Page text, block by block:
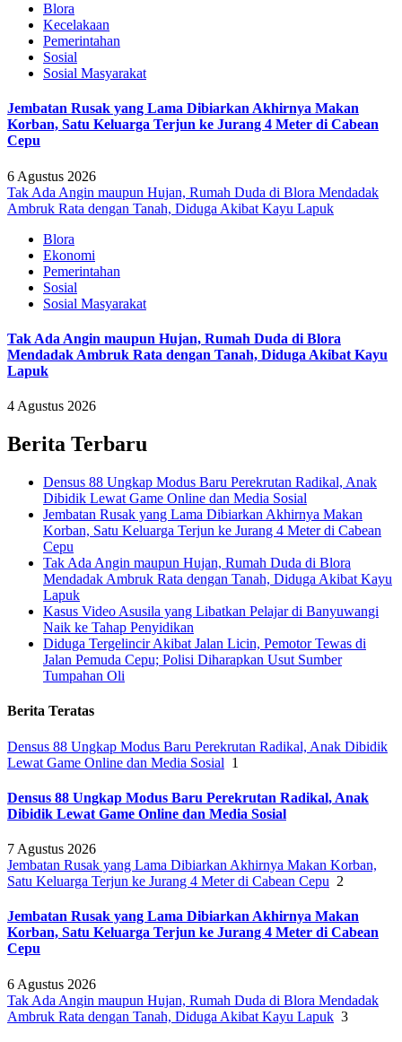
Blora
Kecelakaan
Pemerintahan
Sosial
Sosial Masyarakat
Jembatan Rusak yang Lama Dibiarkan Akhirnya Makan
Korban, Satu Keluarga Terjun ke Jurang 4 Meter di Cabean
Cepu
6 Agustus 2026
Tak Ada Angin maupun Hujan, Rumah Duda di Blora Mendadak
Ambruk Rata dengan Tanah, Diduga Akibat Kayu Lapuk
Blora
Ekonomi
Pemerintahan
Sosial
Sosial Masyarakat
Tak Ada Angin maupun Hujan, Rumah Duda di Blora
Mendadak Ambruk Rata dengan Tanah, Diduga Akibat Kayu
Lapuk
4 Agustus 2026
Berita Terbaru
Densus 88 Ungkap Modus Baru Perekrutan Radikal, Anak
Dibidik Lewat Game Online dan Media Sosial
Jembatan Rusak yang Lama Dibiarkan Akhirnya Makan
Korban, Satu Keluarga Terjun ke Jurang 4 Meter di Cabean
Cepu
Tak Ada Angin maupun Hujan, Rumah Duda di Blora
Mendadak Ambruk Rata dengan Tanah, Diduga Akibat Kayu
Lapuk
Kasus Video Asusila yang Libatkan Pelajar di Banyuwangi
Naik ke Tahap Penyidikan
Diduga Tergelincir Akibat Jalan Licin, Pemotor Tewas di
Jalan Pemuda Cepu; Polisi Diharapkan Usut Sumber
Tumpahan Oli
Berita Teratas
Densus 88 Ungkap Modus Baru Perekrutan Radikal, Anak Dibidik
Lewat Game Online dan Media Sosial 1
Densus 88 Ungkap Modus Baru Perekrutan Radikal, Anak
Dibidik Lewat Game Online dan Media Sosial
7 Agustus 2026
Jembatan Rusak yang Lama Dibiarkan Akhirnya Makan Korban,
Satu Keluarga Terjun ke Jurang 4 Meter di Cabean Cepu 2
Jembatan Rusak yang Lama Dibiarkan Akhirnya Makan
Korban, Satu Keluarga Terjun ke Jurang 4 Meter di Cabean
Cepu
6 Agustus 2026
Tak Ada Angin maupun Hujan, Rumah Duda di Blora Mendadak
Ambruk Rata dengan Tanah, Diduga Akibat Kayu Lapuk 3